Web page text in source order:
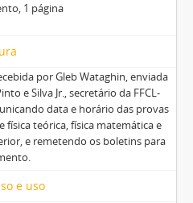
1 página
por Gleb Wataghin, enviada
e Silva Jr., secretário da FFCL-
data e horário das provas
física teórica, física matemática e
e remetendo os boletins para
e uso